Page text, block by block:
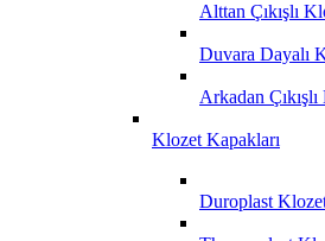
Alttan Çıkışlı
Duvara Dayalı
Arkadan
Klozet Kapakları
Duroplast